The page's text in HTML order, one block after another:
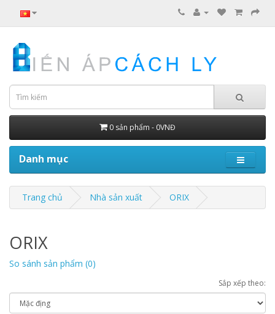
0 sản phẩm - 0VNĐ
Danh mục
Trang chủ Nhà sản xuất ORIX
ORIX
So sánh sản phẩm (0)
Sắp xếp theo: